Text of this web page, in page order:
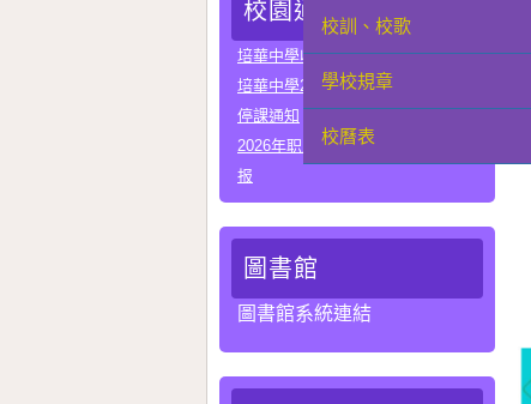
校訓、校歌
學校規章
校曆表
校園通告
培華中學收費項目一覽表
培華中學2024-2025學年報名費
停課通知
2026年职业教育国家教学成果奖申
报
圖書館
圖書館系統連結